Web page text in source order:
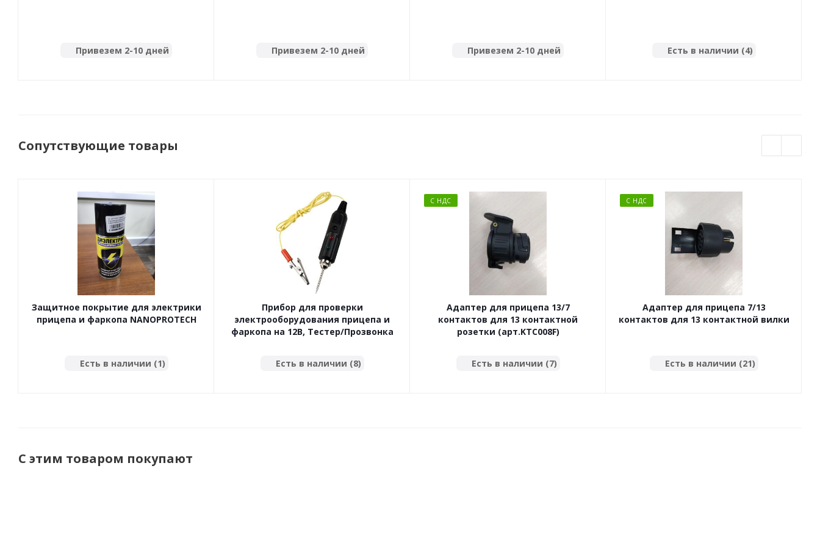
Привезем 2-10 дней Привезем 2-10 дней Привезем 2-10 дней Есть в наличии (4)
Сопутствующие товары
Защитное покрытие для электрики
прицепа и фаркопа NANOPROTECH
Есть в наличии (1)
Прибор для проверки
электрооборудования прицепа и
фаркопа на 12В, Тестер/Прозвонка
Есть в наличии (8)
С НДС
Адаптер для прицепа 13/7
контактов для 13 контактной
розетки (арт.KTC008F)
Есть в наличии (7)
С НДС
Адаптер для прицепа 7/13
контактов для 13 контактной вилки
Есть в наличии (21)
С этим товаром покупают